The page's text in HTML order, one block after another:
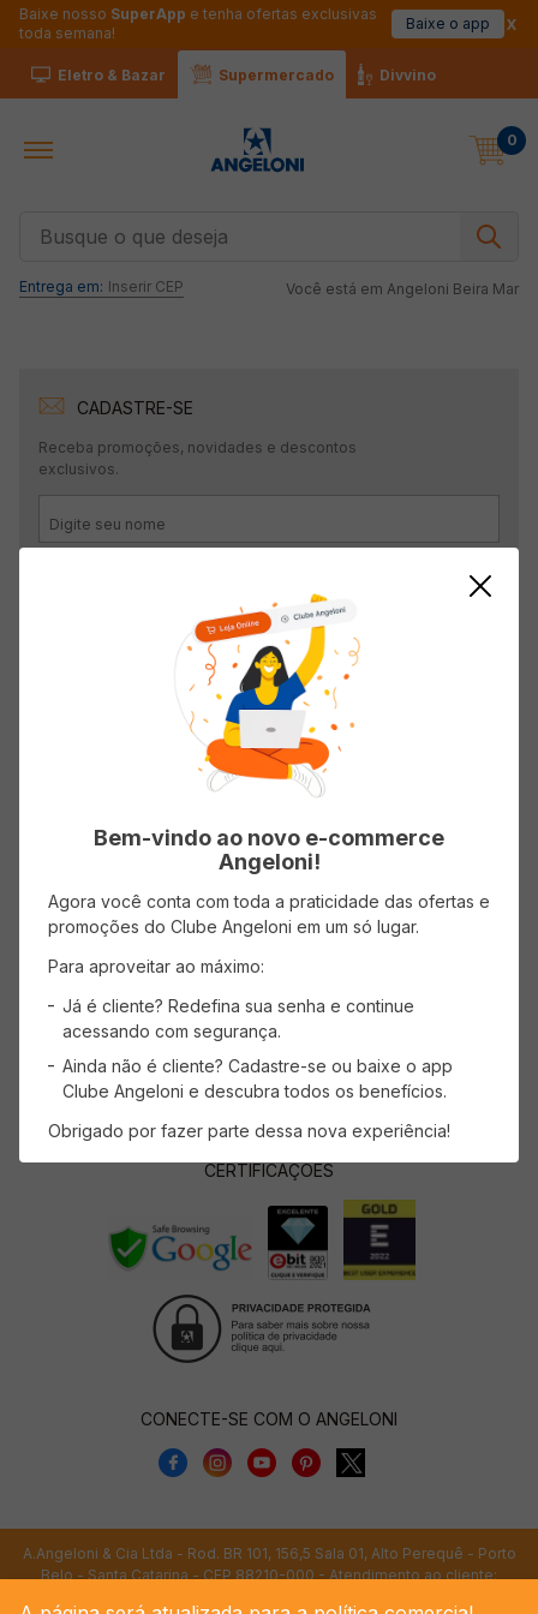
Baixe nosso SuperApp e tenha ofertas exclusivas
toda semana!
Baixe o app
Eletro & Bazar Supermercado Divvino
0
Você está em Angeloni Beira Mar
Entrega em: Inserir CEP
CADASTRE-SE
Receba promoções, novidades e descontos
exclusivos.
WHATSAPP ANGELONI
Receba nossas últimas ofertas pelo Whats.
TELEVENDAS
(48) 4002 6060
De 2ª a Sábado das 8h às 18h.
ATENDIMENTO
FORMAS DE PAGAMENTO
CERTIFICAÇÕES
CONECTE-SE COM O ANGELONI
A.Angeloni & Cia Ltda - Rod. BR 101, 156,5 Sala 01, Alto Perequê - Porto
Belo - Santa Catarina - CEP 88210-000 - Atendimento ao cliente:
Bem-vindo ao novo e-commerce
Angeloni!
Agora você conta com toda a praticidade das ofertas e
promoções do Clube Angeloni em um só lugar.
Para aproveitar ao máximo:
Já é cliente? Redefina sua senha e continue
acessando com segurança.
Ainda não é cliente? Cadastre-se ou baixe o app
Clube Angeloni e descubra todos os benefícios.
Obrigado por fazer parte dessa nova experiência!